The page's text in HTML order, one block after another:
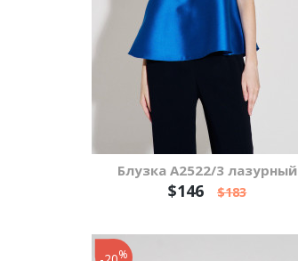
Блузка А2522/3 лазурный
$146 $183
%